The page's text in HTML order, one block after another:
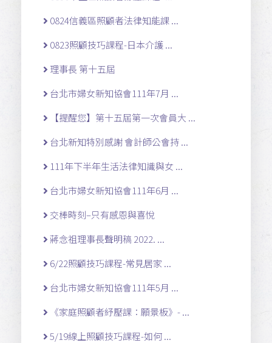
0824信義區照顧者法律知能課 ...
0823照顧技巧課程-日本介護 ...
理事長 第十五屆
台北市婦女新知協會111年7月 ...
【提醒您】第十五屆第一次會員大 ...
台北新知特別感謝 會計師公會持 ...
111年下半年生活法律知識與女 ...
台北市婦女新知協會111年6月 ...
交棒時刻–只有感恩與喜悅
蔣念祖理事長聲明稿 2022. ...
6/22照顧技巧課程-常見居家 ...
台北市婦女新知協會111年5月 ...
《家庭照顧者紓壓課：願景板》- ...
5/19線上照顧技巧課程-如何 ...